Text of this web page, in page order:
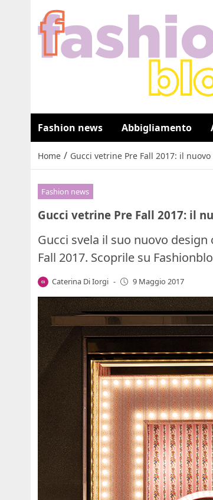
Fashion news Abbigliamento
Home / Gucci vetrine Pre Fall 2017: il
Fashion news
Gucci vetrine Pre Fall 2017: il
Gucci svela il suo nuovo
Fall 2017. Scoprile su
Caterina Di Iorgi - 9 Maggio 2017